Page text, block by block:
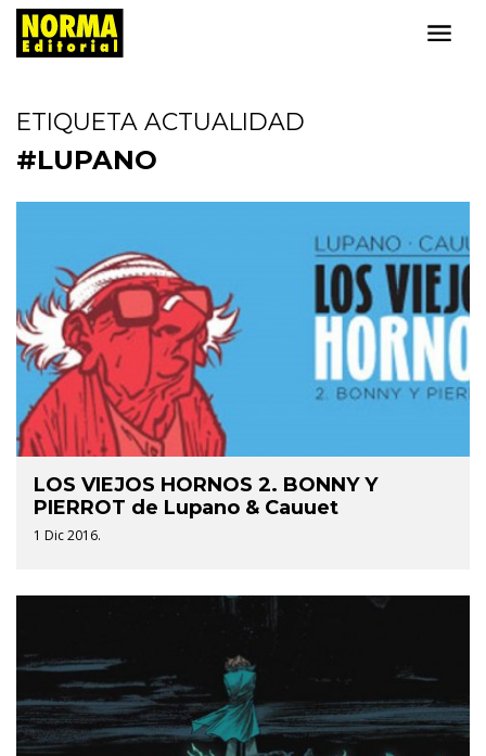
ETIQUETA ACTUALIDAD
#LUPANO
LOS VIEJOS HORNOS 2. BONNY Y
PIERROT de Lupano & Cauuet
1 Dic 2016.